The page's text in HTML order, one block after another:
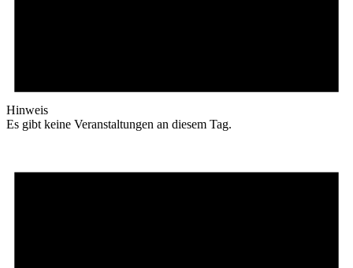
Hinweis
Es gibt keine Veranstaltungen an diesem Tag.